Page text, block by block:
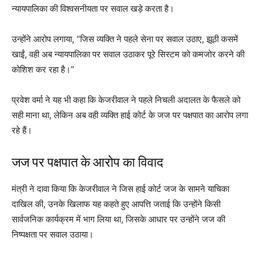
न्यायपालिका की विश्वसनीयता पर सवाल खड़े करता है।
उन्होंने आरोप लगाया, “जिस व्यक्ति ने पहले सेना पर सवाल उठाए, झूठी कसमें
खाईं, वही अब न्यायपालिका पर सवाल उठाकर पूरे सिस्टम को कमजोर करने की
कोशिश कर रहा है।”
प्रवेश वर्मा ने यह भी कहा कि केजरीवाल ने पहले निचली अदालत के फैसले को
सही माना था, लेकिन अब वही व्यक्ति हाई कोर्ट के जज पर पक्षपात का आरोप लगा
रहे हैं।
जज पर पक्षपात के आरोप का विवाद
मंत्री ने दावा किया कि केजरीवाल ने जिस हाई कोर्ट जज के सामने याचिका
दाखिल की, उनके खिलाफ यह कहते हुए आपत्ति जताई कि उन्होंने किसी
सार्वजनिक कार्यक्रम में भाग लिया था, जिसके आधार पर उन्होंने जज की
निष्पक्षता पर सवाल उठाया।